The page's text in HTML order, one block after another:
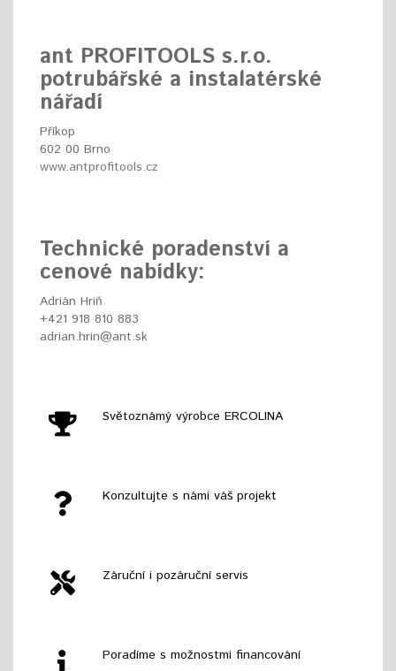
ant PROFITOOLS s.r.o.
potrubářské a instalatérské
nářadí
Příkop
602 00 Brno
www.antprofitools.cz
Technické poradenství a
cenové nabídky:
Adrián Hriň
+421 918 810 883
adrian.hrin@ant.sk
Světoznámý výrobce ERCOLINA
Konzultujte s námi váš projekt
Záruční i pozáruční servis
Poradíme s možnostmi financování